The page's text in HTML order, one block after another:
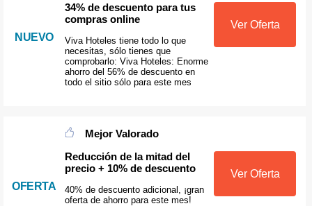
NUEVO
34% de descuento para tus
compras online
Viva Hoteles tiene todo lo que
necesitas, sólo tienes que
comprobarlo: Viva Hoteles: Enorme
ahorro del 56% de descuento en
todo el sitio sólo para este mes
Ver Oferta
OFERTA
Mejor Valorado
Reducción de la mitad del
precio + 10% de descuento
40% de descuento adicional, ¡gran
oferta de ahorro para este mes!
Ver Oferta